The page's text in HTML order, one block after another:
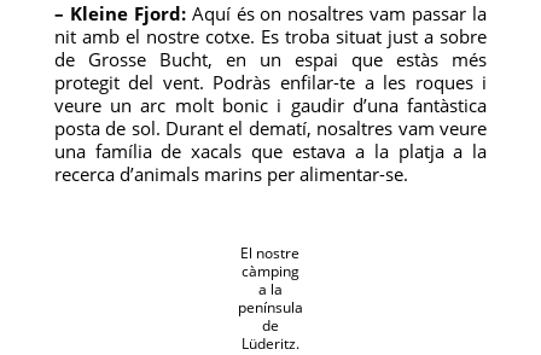
– Kleine Fjord:Aquí és on nosaltres vam passar la
nit amb el nostre cotxe. Es troba situat just a sobre
de Grosse Bucht, en un espai que estàs més
protegit del vent. Podràs enfilar-te a les roques i
veure un arc molt bonic i gaudir d’una fantàstica
posta de sol. Durant el dematí, nosaltres vam veure
una família de xacals que estava a la platja a la
recerca d’animals marins per alimentar-se.
El nostre
càmping
a la
península
de
Lüderitz.